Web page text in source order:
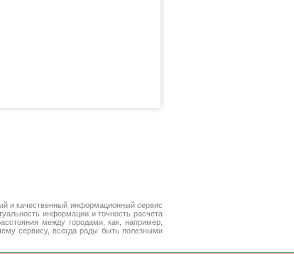
и качественный информационный сервис
информации и точность расчета
между городами, как, например,
сервису, всегда рады быть полезными